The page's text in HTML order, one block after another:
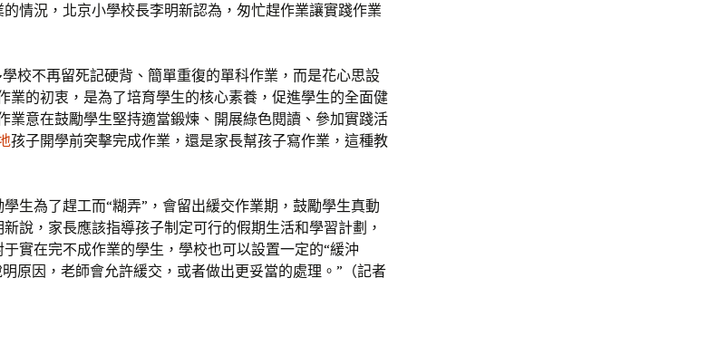
情況，北京小學校長李明新認為，匆忙趕作業讓實踐作業
校不再留死記硬背、簡單重復的單科作業，而是花心思設
業的初衷，是為了培育學生的核心素養，促進學生的全面健
業意在鼓勵學生堅持適當鍛煉、開展綠色閱讀、參加實踐活
孩子開學前突擊完成作業，還是家長幫孩子寫作業，這種教
生為了趕工而“糊弄”，會留出緩交作業期，鼓勵學生真動
說，家長應該指導孩子制定可行的假期生活和學習計劃，
實在完不成作業的學生，學校也可以設置一定的“緩沖
原因，老師會允許緩交，或者做出更妥當的處理。”（記者